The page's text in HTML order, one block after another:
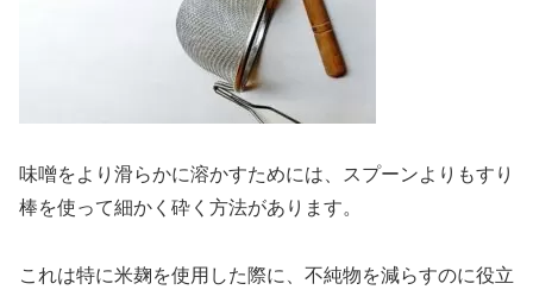
味噌をより滑らかに溶かすためには、スプーンよりもすり
棒を使って細かく砕く方法があります。
これは特に米麹を使用した際に、不純物を減らすのに役立